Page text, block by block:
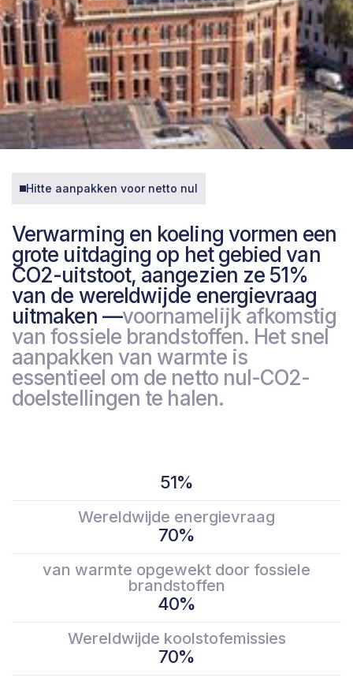
Hitte aanpakken voor netto nul
Verwarming en koeling vormen een
grote uitdaging op het gebied van
CO2-uitstoot, aangezien ze 51%
van de wereldwijde energievraag
uitmaken —voornamelijk afkomstig
van fossiele brandstoffen. Het snel
aanpakken van warmte is
essentieel om de netto nul-CO2-
doelstellingen te halen.
51%
Wereldwijde energievraag
70%
van warmte opgewekt door fossiele
brandstoffen
40%
Wereldwijde koolstofemissies
70%